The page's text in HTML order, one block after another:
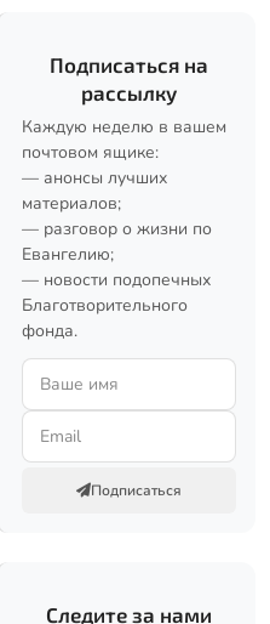
Подписаться на
рассылку
Каждую неделю в вашем
почтовом ящике:
— анонсы лучших
материалов;
— разговор о жизни по
Евангелию;
— новости подопечных
Благотворительного
фонда.
Подписаться
Следите за нами